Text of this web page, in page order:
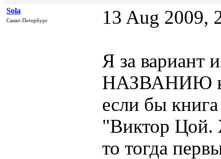
Sola
Санкт-Петербург 13 Aug 2009,
Я за вариант
НАЗВАНИЮ
если бы
"Виктор Цой.
то тогда